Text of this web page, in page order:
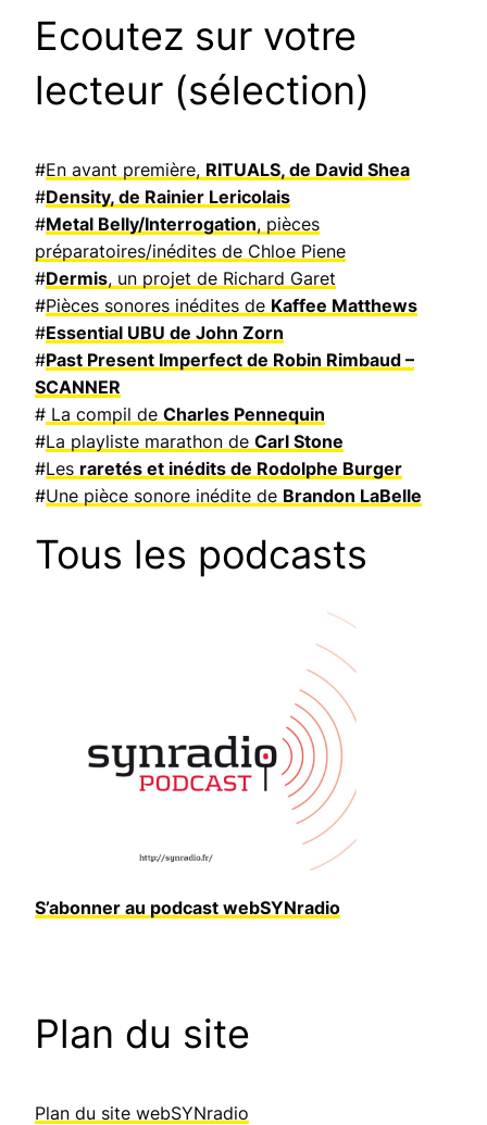
Ecoutez sur votre
lecteur (sélection)
#En avant première, RITUALS, de David Shea
#Density, de Rainier Lericolais
#Metal Belly/Interrogation, pièces
préparatoires/inédites de Chloe Piene
#Dermis, un projet de Richard Garet
#Pièces sonores inédites de Kaffee Matthews
#Essential UBU de John Zorn
#Past Present Imperfect de Robin Rimbaud –
SCANNER
# La compil de Charles Pennequin
#La playliste marathon de Carl Stone
#Les raretés et inédits de Rodolphe Burger
#Une pièce sonore inédite de Brandon LaBelle
Tous les podcasts
S’abonner au podcast webSYNradio
Plan du site
Plan du site webSYNradio